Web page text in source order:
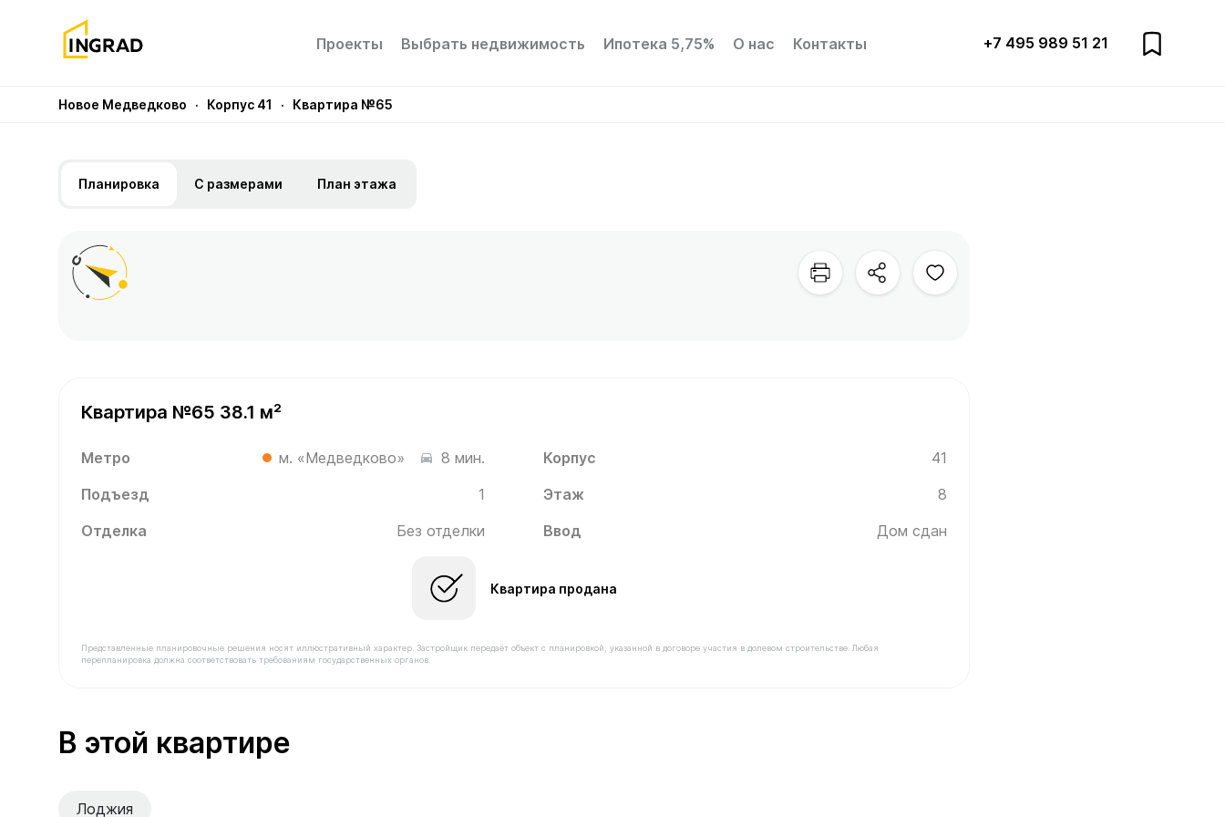
Проекты Выбрать недвижимость Ипотека 5,75% О нас Контакты +7 495 989 51 21
Новое Медведково · Корпус 41 · Квартира №65
Планировка С размерами План этажа
Квартира №65 38.1 м²
Метро м. «Медведково» 8 мин. Корпус 41
Подъезд 1 Этаж
8
Отделка
Без отделки Ввод Дом сдан
Квартира продана
Представленные планировочные решения носят иллюстративный характер. Застройщик передаёт объект с планировкой, указанной в договоре участия в долевом строительстве. Любая
перепланировка должна соответствовать требованиям государственных органов.
В этой квартире
Лоджия